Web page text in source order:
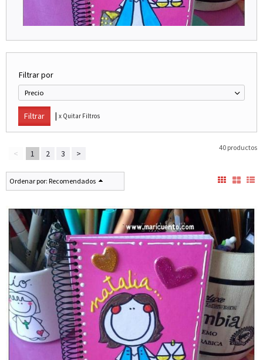
Filtrar por
Precio
| x Quitar Filtros
< 1 2 3 >
40 productos
Ordenar por: Recomendados